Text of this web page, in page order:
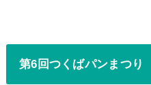
第6回つくばパンまつり